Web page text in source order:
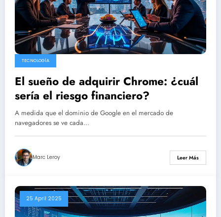
TECNOLOGÍA
El sueño de adquirir Chrome: ¿cuál
sería el riesgo financiero?
A medida que el dominio de Google en el mercado de
navegadores se ve cada…
Marc Leroy Leer Más
25 April 2025